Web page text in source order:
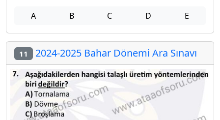
A B C D E
11 2024-2025 Bahar Dönemi Ara Sınavı